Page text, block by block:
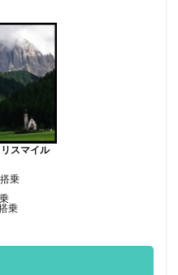
スマイル
乗
乗